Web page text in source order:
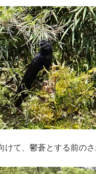
けて、鬱蒼とする前のさ